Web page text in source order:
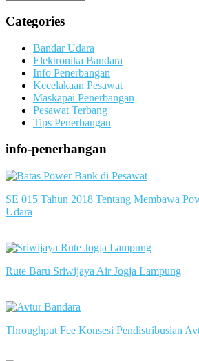
Categories
Bandar Udara
Elektronika Bandara
Info Penerbangan
Kecelakaan Pesawat
Maskapai Penerbangan
Pesawat Terbang
Tips Penerbangan
info-penerbangan
SE 015 Tahun 2018 Tentang Membawa
Udara
Rute Baru Sriwijaya Air Jogja Lampung
Throughput Fee Konsesi Pendistribusian